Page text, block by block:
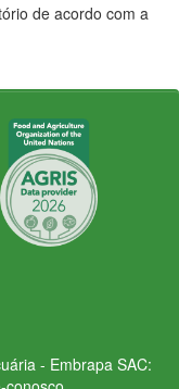
de acordo com a
- Embrapa SAC: